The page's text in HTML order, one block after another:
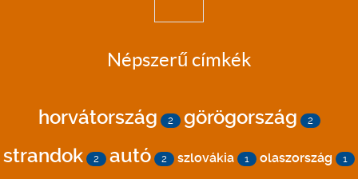
Népszerű címkék
horvátország 2 görögország 2
strandok 2 autó 2 szlovákia 1 olaszország 1